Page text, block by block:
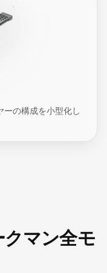
の構成を小型化し
マン全モ